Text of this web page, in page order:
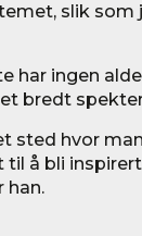
slik som
har ingen
bredt
sted hvor
til å bli
han.